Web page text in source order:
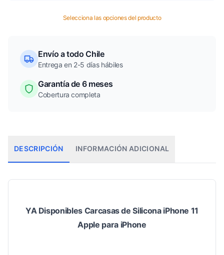
Selecciona las opciones del producto
Envío a todo Chile
Entrega en 2-5 días hábiles
Garantía de 6 meses
Cobertura completa
DESCRIPCIÓN INFORMACIÓN ADICIONAL
YA Disponibles Carcasas de Silicona iPhone 11
Apple para iPhone